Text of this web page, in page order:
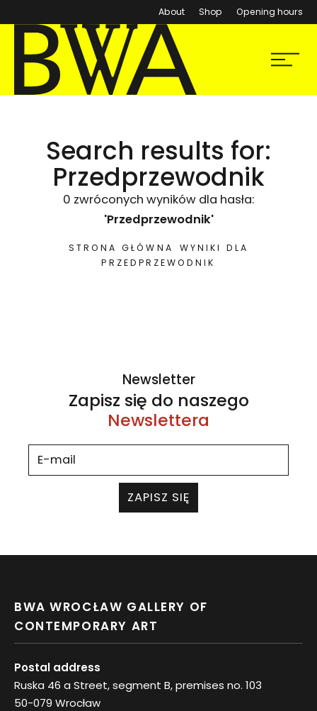
About Shop Opening hours
BWA Wrocław
Galleries of Contemporary Art
Menu
Search results for:
Przedprzewodnik
0 zwróconych wyników dla hasła:
'Przedprzewodnik'
STRONA GŁÓWNA
WYNIKI DLA
PRZEDPRZEWODNIK
Newsletter
Zapisz się do naszego
Newslettera
ZAPISZ SIĘ
BWA WROCŁAW GALLERY OF
CONTEMPORARY ART
Postal address
Ruska 46 a Street, segment B, premises no. 103
50-079 Wrocław